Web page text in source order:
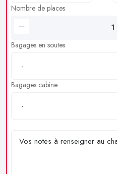
Nombre de places
Bagages en soutes
Bagages cabine